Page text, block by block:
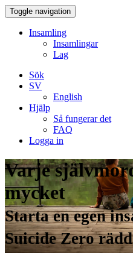
Toggle navigation
Insamling
Insamlingar
Lag
Sök
SV
English
Hjälp
Så fungerar det
FAQ
Logga in
Varje
mycket
Starta en egen
Suicide Zero